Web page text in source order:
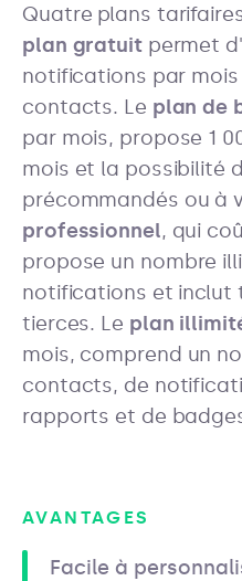
Quatre plans
plan gratuitpermet
notifications par
contacts. Le plan de
par mois, propose 1
mois et la possibilité
précommandés ou à
professionnel, qui
propose un nombre
notifications et inclut
tierces. Le plan
mois, comprend un
contacts, de
rapports et de
AVANTAGES
Facile à